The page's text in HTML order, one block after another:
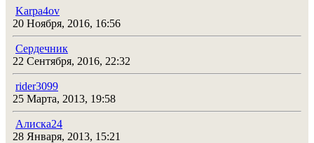
Karpa4ov
20 Ноября, 2016, 16:56
Сердечник
22 Сентября, 2016, 22:32
rider3099
25 Марта, 2013, 19:58
Алиска24
28 Января, 2013, 15:21